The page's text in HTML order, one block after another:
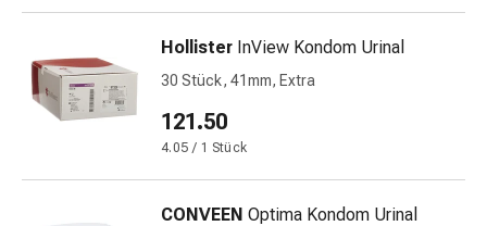
Schwindelgefühl
Stoffwechsel
Immunsuppressiva
Insektenschutz
und
Hollister InView Kondom Urinal
30 Stück, 41mm, Extra
121.50
4.05 / 1 Stück
CONVEEN Optima Kondom Urinal